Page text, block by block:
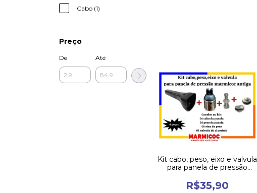
Cabo (1)
Preço
De Até
Kit cabo, peso, eixo e valvula
para panela de pressão
R$35,90